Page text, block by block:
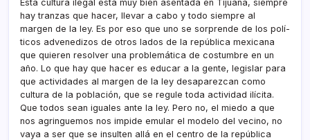
Esta cultura ilegal está muy bien asentada en Tijuana, siempre
hay tranzas que hacer, llevar a cabo y todo siempre al
margen de la ley. Es por eso que uno se sorprende de los polí­
ticos advenedizos de otros lados de la república mexicana
que quieren resolver una problemática de costumbre en un
año. Lo que hay que hacer es educar a la gente, legislar para
que actividades al margen de la ley desaparezcan como
cultura de la población, que se regule toda actividad ilí­cita.
Que todos sean iguales ante la ley. Pero no, el miedo a que
nos agringuemos nos impide emular el modelo del vecino, no
vaya a ser que se insulten allá en el centro de la república